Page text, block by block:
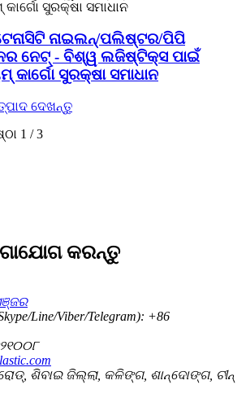
ନାଇଲନ୍/ପଲିଷ୍ଟର/ପିପି
ନେଟ୍ - ବିଶ୍ୱ ଲଜିଷ୍ଟିକ୍ସ ପାଇଁ
ସୁରକ୍ଷା ସମାଧାନ
ଦେଖନ୍ତୁ
1 / 3
କରନ୍ତୁ
Line/Viber/Telegram): +86
ରୋଡ୍, ଶିବାଇ ଜିଲ୍ଲା, କଳିଙ୍ଗ, ଶାନ୍ଦୋଙ୍ଗ, ଚୀନ୍